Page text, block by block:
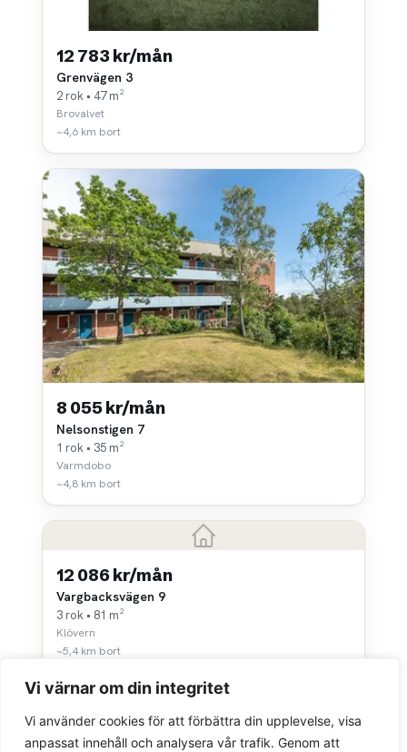
Vi värnar om din integritet
Vi använder cookies för att förbättra din upplevelse, visa
anpassat innehåll och analysera vår trafik. Genom att
12 783 kr/mån
Grenvägen 3
2 rok • 47 m²
Brovalvet
~4,6 km bort
8 055 kr/mån
Nelsonstigen 7
1 rok • 35 m²
Varmdobo
~4,8 km bort
12 086 kr/mån
Vargbacksvägen 9
3 rok • 81 m²
Klövern
~5,4 km bort